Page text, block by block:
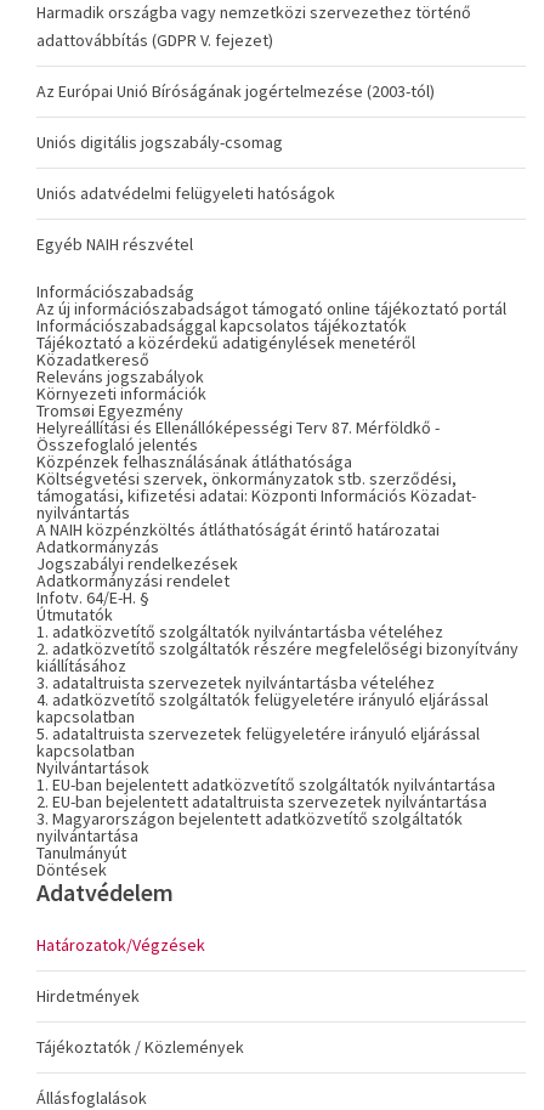
Harmadik országba vagy nemzetközi szervezethez történő
adattovábbítás (GDPR V. fejezet)
Az Európai Unió Bíróságának jogértelmezése (2003-tól)
Uniós digitális jogszabály-csomag
Uniós adatvédelmi felügyeleti hatóságok
Egyéb NAIH részvétel
Információszabadság
Az új információszabadságot támogató online tájékoztató portál
Információszabadsággal kapcsolatos tájékoztatók
Tájékoztató a közérdekű adatigénylések menetéről
Közadatkereső
Releváns jogszabályok
Környezeti információk
Tromsøi Egyezmény
Helyreállítási és Ellenállóképességi Terv 87. Mérföldkő -
Összefoglaló jelentés
Közpénzek felhasználásának átláthatósága
Költségvetési szervek, önkormányzatok stb. szerződési,
támogatási, kifizetési adatai: Központi Információs Közadat-
nyilvántartás
A NAIH közpénzköltés átláthatóságát érintő határozatai
Adatkormányzás
Jogszabályi rendelkezések
Adatkormányzási rendelet
Infotv. 64/E-H. §
Útmutatók
1. adatközvetítő szolgáltatók nyilvántartásba vételéhez
2. adatközvetítő szolgáltatók részére megfelelőségi bizonyítvány
kiállításához
3. adataltruista szervezetek nyilvántartásba vételéhez
4. adatközvetítő szolgáltatók felügyeletére irányuló eljárással
kapcsolatban
5. adataltruista szervezetek felügyeletére irányuló eljárással
kapcsolatban
Nyilvántartások
1. EU-ban bejelentett adatközvetítő szolgáltatók nyilvántartása
2. EU-ban bejelentett adataltruista szervezetek nyilvántartása
3. Magyarországon bejelentett adatközvetítő szolgáltatók
nyilvántartása
Tanulmányút
Döntések
Adatvédelem
Határozatok/Végzések
Hirdetmények
Tájékoztatók / Közlemények
Állásfoglalások